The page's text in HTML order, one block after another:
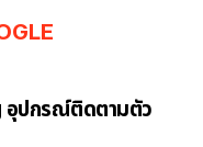
อุปกรณ์ติดตามตัว